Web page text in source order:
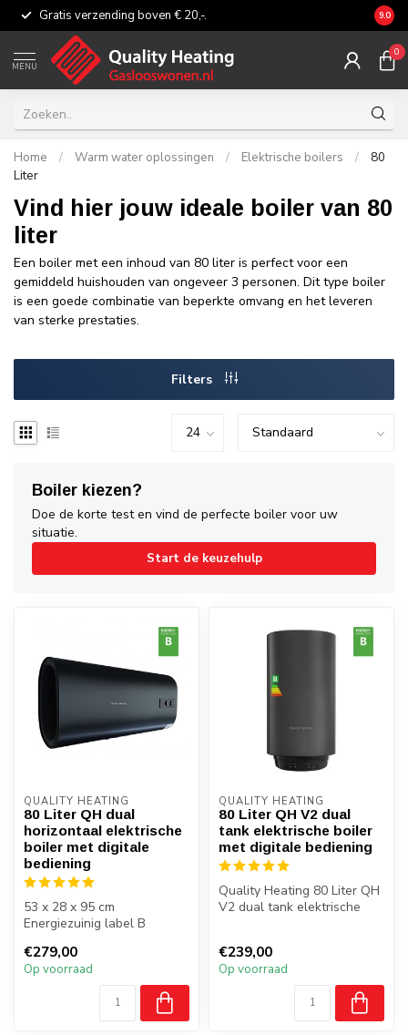
Gratis verzending boven € 20,-. 9.0
MENU
0
Home / Warm water oplossingen / Elektrische boilers /
80
Liter
Vind hier jouw ideale boiler van 80
liter
Een boiler met een inhoud van 80 liter is perfect voor een
gemiddeld huishouden van ongeveer 3 personen. Dit type boiler
is een goede combinatie van beperkte omvang en het leveren
van sterke prestaties.
Filters
Boiler kiezen?
Doe de korte test en vind de perfecte boiler voor uw
situatie.
Start de keuzehulp
QUALITY HEATING
80 Liter QH dual
horizontaal elektrische
boiler met digitale
bediening
53 x 28 x 95 cm
Energiezuinig label B
800,1200 en 2000W
€279,00
Op voorraad
QUALITY HEATING
80 Liter QH V2 dual
tank elektrische boiler
met digitale bediening
Quality Heating 80 Liter QH
V2 dual tank elektrische
€239,00
Op voorraad